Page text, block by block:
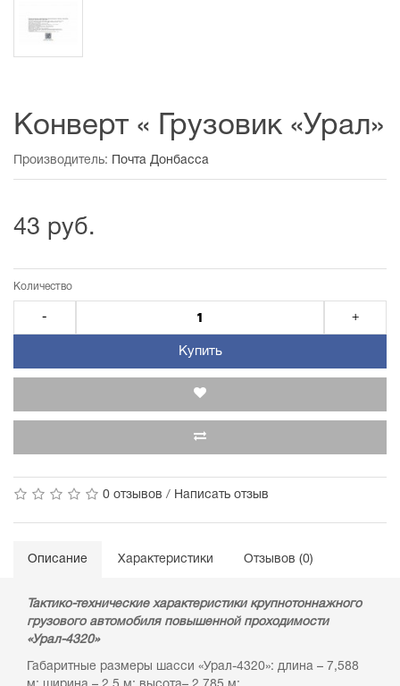
Конверт « Грузовик «Урал»
Производитель: Почта Донбасса
43 руб.
Количество
- +
Купить
0 отзывов / Написать отзыв
Описание Характеристики Отзывов (0)
Тактико-технические характеристики крупнотоннажного
грузового автомобиля повышенной проходимости
«Урал-4320»
Габаритные размеры шасси «Урал-4320»: длина – 7,588